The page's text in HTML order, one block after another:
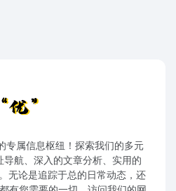
专属信息枢纽！探索我们的多元
航、深入的文章分析、实用的
无论是追踪于总的日常动态，还